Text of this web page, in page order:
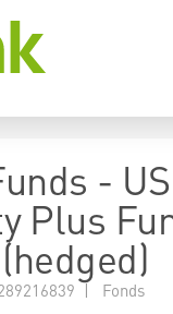
- US
Plus
| Fonds